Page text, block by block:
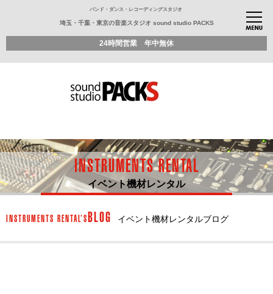
バンド・ダンス・レコーディングスタジオ
埼玉・千葉・東京の音楽スタジオ sound studio PACKS
24時間営業 年中無休
INSTRUMENTS RENTAL
イベント機材レンタル
INSTRUMENTS RENTAL’SBLOG イベント機材レンタルブログ